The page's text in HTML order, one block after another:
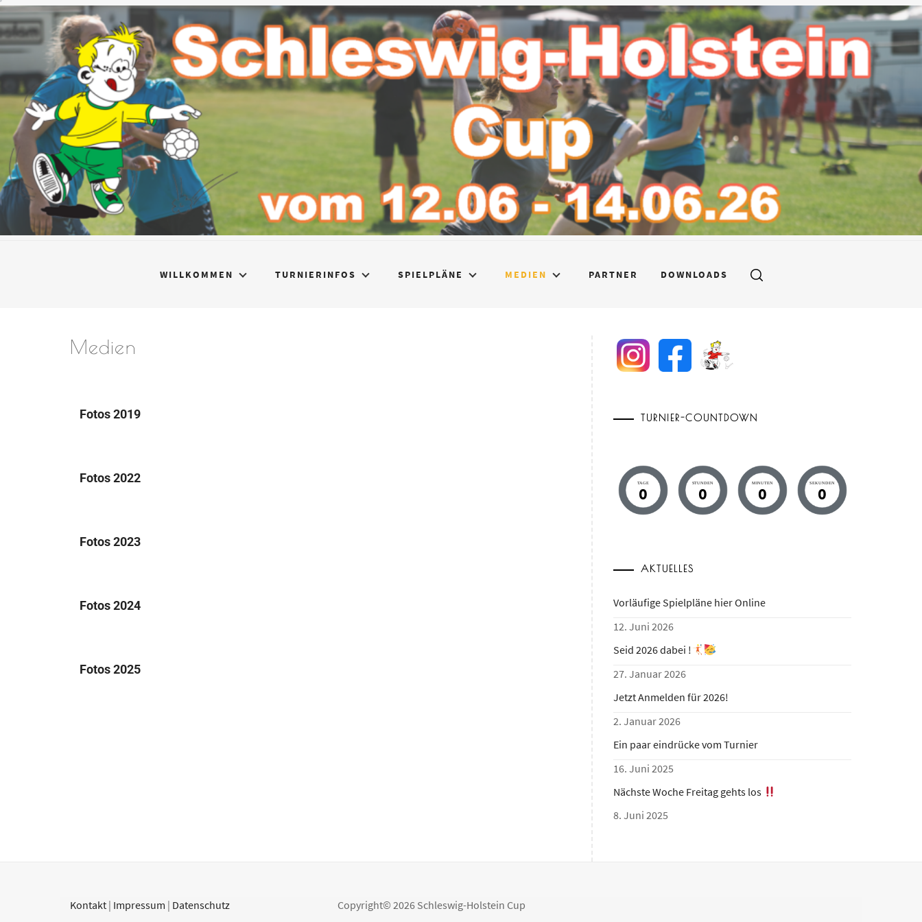
WILLKOMMEN TURNIERINFOS SPIELPLÄNE MEDIEN PARTNER DOWNLOADS
Medien
Fotos 2019
Fotos 2022
Fotos 2023
Fotos 2024
Fotos 2025
TURNIER-COUNTDOWN
TAGE
0
STUNDEN
0
MINUTEN
0
SEKUNDEN
0
AKTUELLES
Vorläufige Spielpläne hier Online
12. Juni 2026
Seid 2026 dabei !
27. Januar 2026
Jetzt Anmelden für 2026!
2. Januar 2026
Ein paar eindrücke vom Turnier
16. Juni 2025
Nächste Woche Freitag gehts los
8. Juni 2025
Kontakt | Impressum | Datenschutz Copyright© 2026 Schleswig-Holstein Cup